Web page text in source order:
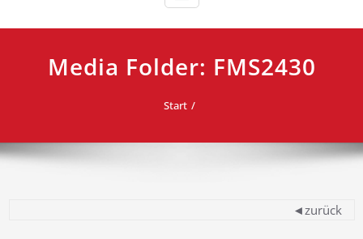
Media Folder: FMS2430
Start
◄zurück